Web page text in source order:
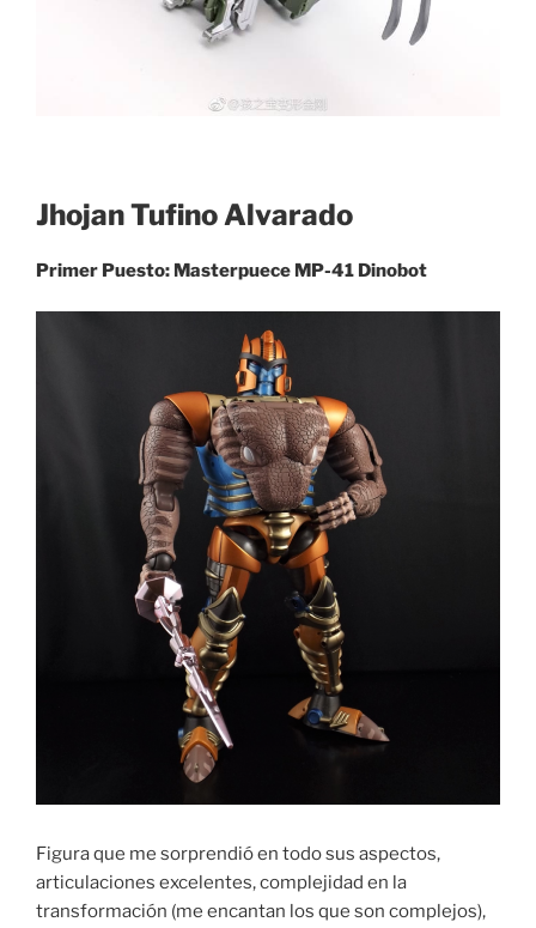
Jhojan Tufino Alvarado
Primer Puesto: Masterpuece MP-41 Dinobot
Figura que me sorprendió en todo sus aspectos,
articulaciones excelentes, complejidad en la
transformación (me encantan los que son complejos),